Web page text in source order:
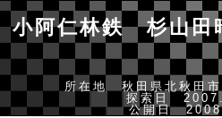
阿仁林鉄 杉山田
所在地 秋田県北秋田
探索日
公開日